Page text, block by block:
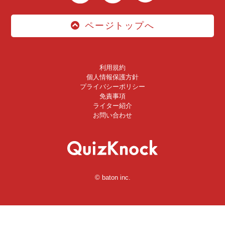
ページトップへ
利用規約
個人情報保護方針
プライバシーポリシー
免責事項
ライター紹介
お問い合わせ
© baton inc.